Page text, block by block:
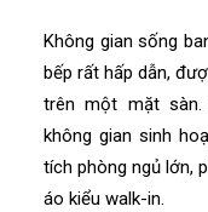
Không gian sống
bếp rất hấp dẫn,
trên một mặt sàn.
không gian sinh
tích phòng ngủ lớn,
áo kiểu walk-in.